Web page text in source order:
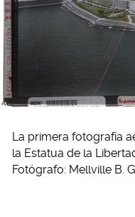
La primera fotografía
la Estatua de la
Fotógrafo: Mellville B.